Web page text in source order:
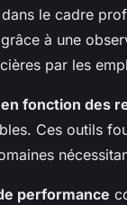
le cadre
à une
par les
fonction des
Ces outils
performance